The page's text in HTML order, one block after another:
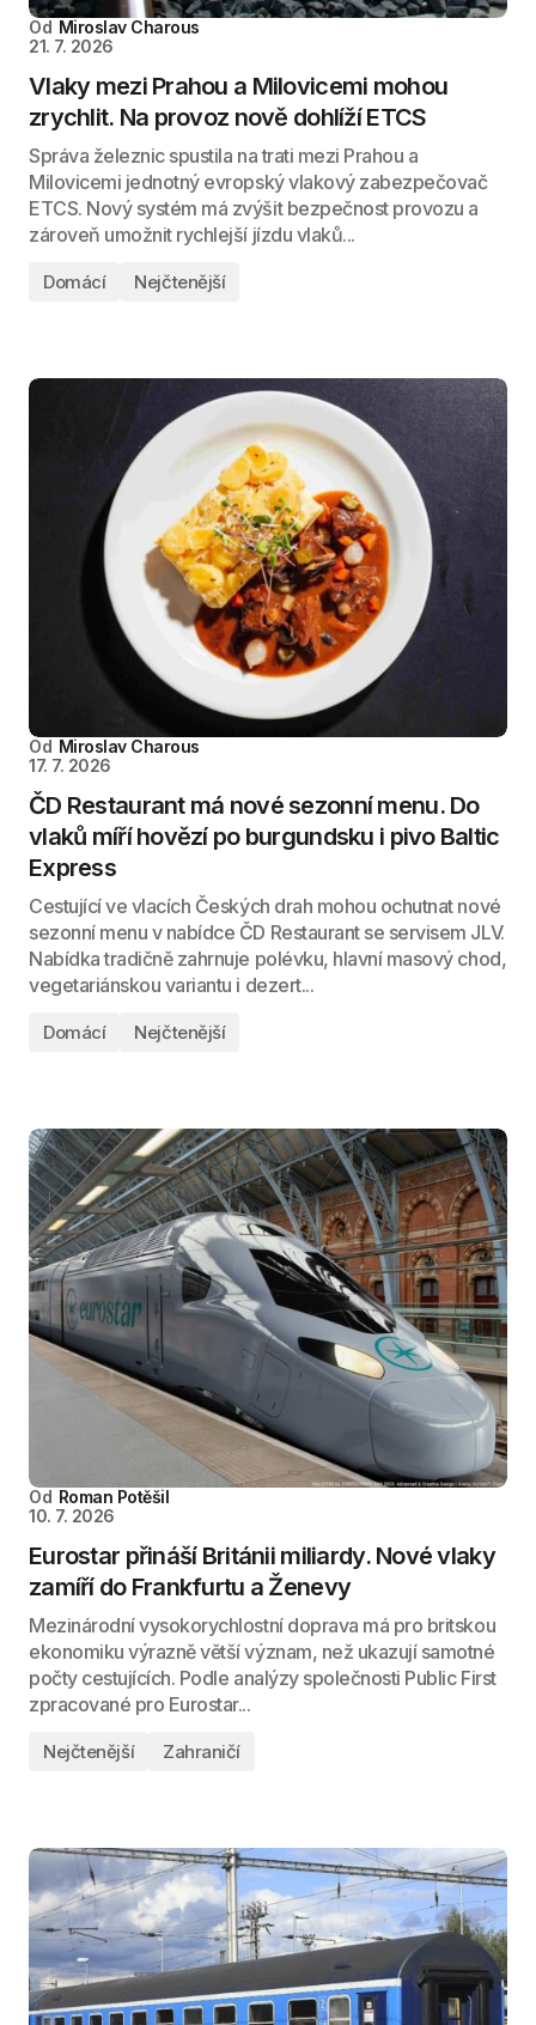
Od Miroslav Charous
21. 7. 2026
Vlaky mezi Prahou a Milovicemi mohou
zrychlit. Na provoz nově dohlíží ETCS
Správa železnic spustila na trati mezi Prahou a
Milovicemi jednotný evropský vlakový zabezpečovač
ETCS. Nový systém má zvýšit bezpečnost provozu a
zároveň umožnit rychlejší jízdu vlaků...
Domácí Nejčtenější
Od Miroslav Charous
17. 7. 2026
ČD Restaurant má nové sezonní menu. Do
vlaků míří hovězí po burgundsku i pivo Baltic
Express
Cestující ve vlacích Českých drah mohou ochutnat nové
sezonní menu v nabídce ČD Restaurant se servisem JLV.
Nabídka tradičně zahrnuje polévku, hlavní masový chod,
vegetariánskou variantu i dezert...
Domácí Nejčtenější
Od Roman Potěšil
10. 7. 2026
Eurostar přináší Británii miliardy. Nové vlaky
zamíří do Frankfurtu a Ženevy
Mezinárodní vysokorychlostní doprava má pro britskou
ekonomiku výrazně větší význam, než ukazují samotné
počty cestujících. Podle analýzy společnosti Public First
zpracované pro Eurostar...
Nejčtenější Zahraničí